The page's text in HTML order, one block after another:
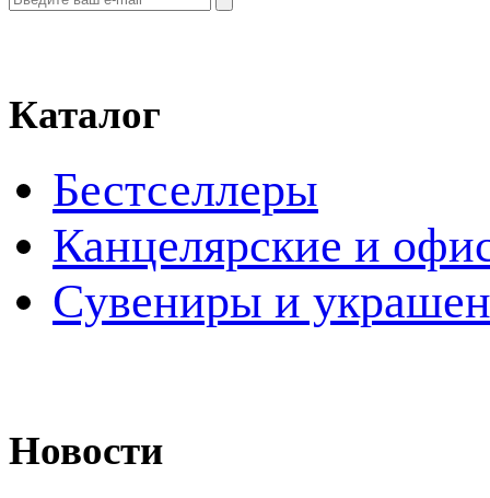
Каталог
Бестселлеры
Канцелярские и
Cувениры и
Новости